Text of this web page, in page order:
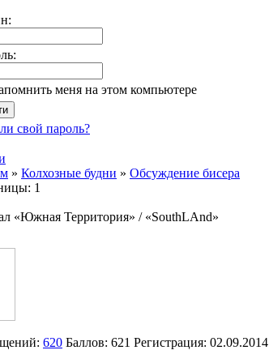
меня на этом компьютере
свой пароль?
» Колхозные будни » Обсуждение бисера
1
«Южная Территория» / «SouthLAnd»
620 Баллов: 621 Регистрация: 02.09.2014